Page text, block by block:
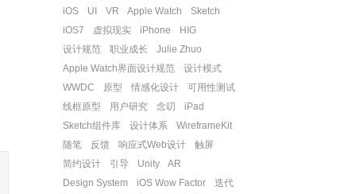
iOS
UI VR Apple Watch
Sketch
iOS7
虚拟现实 iPhone
HIG
设计规范
职业成长
Julie Zhuo
Apple Watch界面设计规范
设计模式
WWDC
原型 情感化设计
可用性测试
线框原型
用户研究 念叨
iPad
Sketch组件库
设计体系
WireframeKit
随笔
反馈 响应式Web设计
触屏
简约设计
引导 Unity
AR
Design System
iOS Wow Factor
迭代